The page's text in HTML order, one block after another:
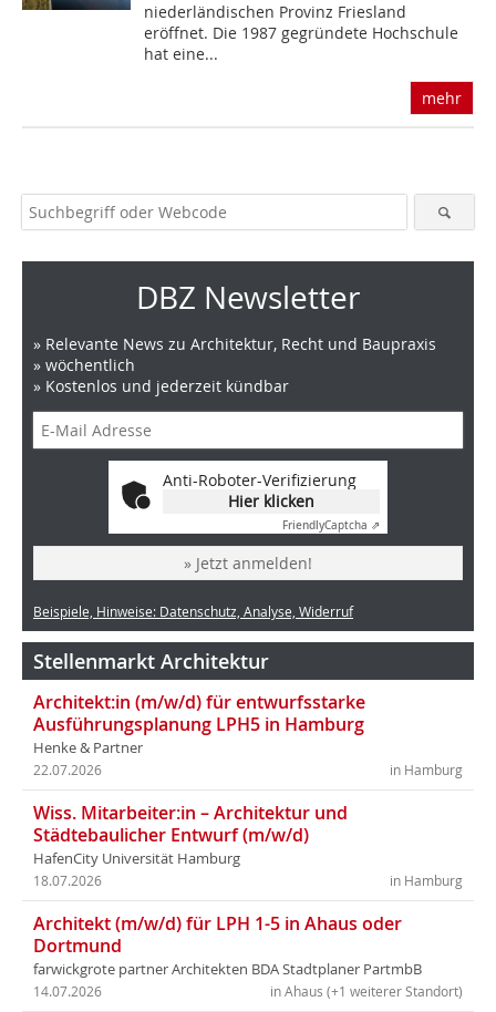
niederländischen Provinz Friesland
eröffnet. Die 1987 gegründete Hochschule
hat eine...
mehr
DBZ Newsletter
» Relevante News zu Architektur, Recht und Baupraxis
» wöchentlich
» Kostenlos und jederzeit kündbar
Anti-Roboter-Verifizierung
Hier klicken
FriendlyCaptcha ⇗
» Jetzt anmelden!
Beispiele, Hinweise: Datenschutz, Analyse, Widerruf
Stellenmarkt Architektur
Architekt:in (m/w/d) für entwurfsstarke
Ausführungsplanung LPH5 in Hamburg
Henke & Partner
in Hamburg
22.07.2026
Wiss. Mitarbeiter:in – Architektur und
Städtebaulicher Entwurf (m/w/d)
HafenCity Universität Hamburg
in Hamburg
18.07.2026
Architekt (m/w/d) für LPH 1-5 in Ahaus oder
Dortmund
farwickgrote partner Architekten BDA Stadtplaner PartmbB
in Ahaus (+1 weiterer Standort)
14.07.2026